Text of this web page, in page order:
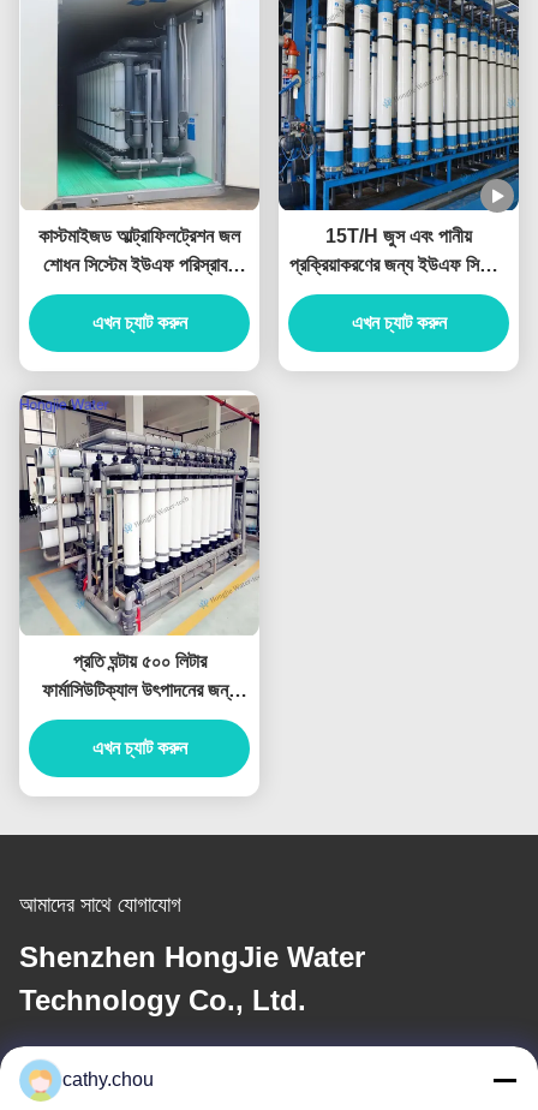
কাস্টমাইজড আল্ট্রাফিলট্রেশন জল
শোধন সিস্টেম ইউএফ পরিস্রাবণ
সিস্টেম 0.25T/H-1000T/H
এখন চ্যাট করুন
15T/H জুস এবং পানীয়
প্রক্রিয়াকরণের জন্য ইউএফ সিস্টেম
জল শোধন
এখন চ্যাট করুন
প্রতি ঘন্টায় ৫০০ লিটার
ফার্মাসিউটিক্যাল উৎপাদনের জন্য
অতিপরিস্রাবণ ইউনিট
এখন চ্যাট করুন
আমাদের সাথে যোগাযোগ
Shenzhen HongJie Water
Technology Co., Ltd.
ই-মেইল
cathy.chou